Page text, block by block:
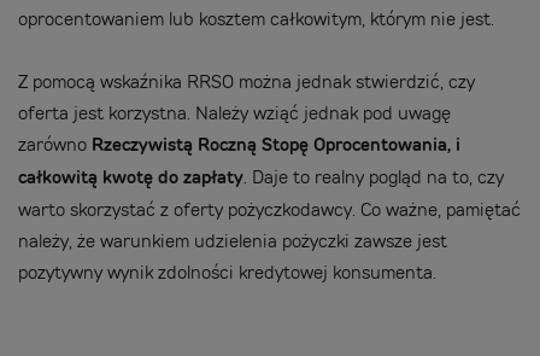
oprocentowaniem lub kosztem całkowitym, którym nie jest.
Z pomocą wskaźnika RRSO można jednak stwierdzić, czy
oferta jest korzystna. Należy wziąć jednak pod uwagę
zarówno Rzeczywistą Roczną Stopę Oprocentowania, i
całkowitą kwotę do zapłaty. Daje to realny pogląd na to, czy
warto skorzystać z oferty pożyczkodawcy. Co ważne, pamiętać
należy, że warunkiem udzielenia pożyczki zawsze jest
pozytywny wynik zdolności kredytowej konsumenta.